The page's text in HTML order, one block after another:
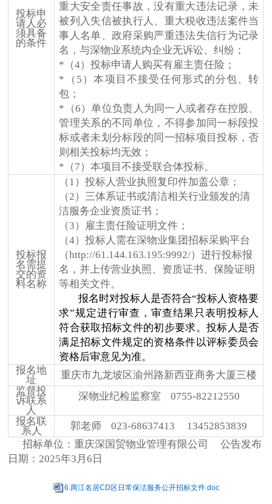
投标申
请人必
须具备
的条件
重大安全责任事故，没有重大违法记录，未
被列入失信被执行人、重大税收违法案件当
事人名单、政府采购严重违法失信行为记录
名，与深物业系统内企业无诉讼、纠纷；
*（4）投标申请人购买有雇主责任险；
*（5）本项目不接受任何形式的分包、转
包；
*（6）单位负责人为同一人或者存在控股、
管理关系的不同单位，不得参加同一标段投
标或者未划分标段的同一招标项目投标，否
则相关投标均无效；
*（7）本项目不接受联合体投标。
投标报
名需提
交的资
料名称
（1）投标人营业执照复印件加盖公章；
（2）三体系证书或清洁相关行业颁发的清
洁服务企业资质证书 ；
（3） 雇主责任险证明文件；
（4）投标人需在深物业集团招标采购平台
（http://61.144.163.195:9992/）进行投标报
名，并上传营业执照 、资质证书、保险证明
等相关文件。
报名时对投标人是否符合“投标人资格要
求”规定进行审查，审查结果只表明投标人
符合获取招标文件的初步要求。投标人是否
满足招标文件规定的资格条件以评标委员会
资格后审意见为准。
报名地
址
重庆市九龙坡区渝州路新西亚商务大厦三楼
监督投
诉联系
人
深物业纪检监察室 0755-82212550
报名联
系人
郭老师 023-68637413 13452853839
招标单位：重庆深国贸物业管理有限公司
公告发布
日期：2025年3 月6 日
6.两江名居CD区日常保洁服务公开招标文件.doc